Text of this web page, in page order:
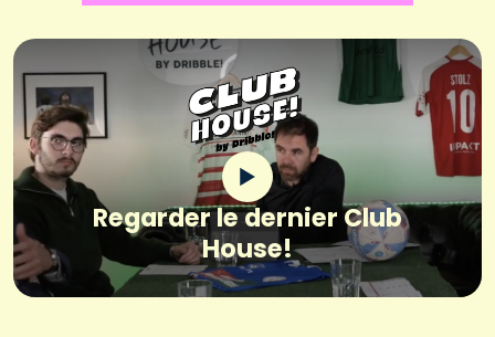
Regarder le dernier Club
House!